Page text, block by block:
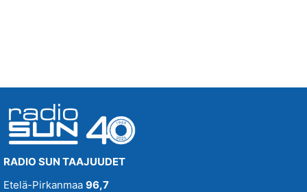
RADIO SUN TAAJUUDET
Etelä-Pirkanmaa 96,7